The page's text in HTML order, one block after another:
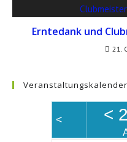
Erntedank und
21.
Veranstaltungskalender
< <